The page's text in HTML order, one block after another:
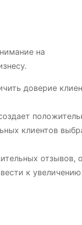
на
доверие
клиентов
отзывов,
к увеличению